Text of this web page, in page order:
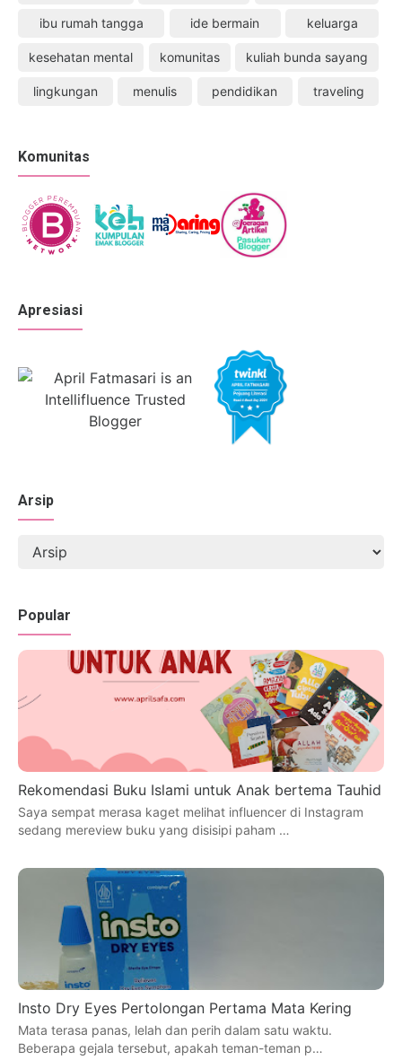
ibu rumah tangga ide bermain keluarga
kesehatan mental komunitas kuliah bunda sayang
lingkungan menulis pendidikan traveling
Komunitas
Apresiasi
Arsip
Popular
Rekomendasi Buku Islami untuk Anak bertema Tauhid
Saya sempat merasa kaget melihat influencer di Instagram
sedang mereview buku yang disisipi paham …
Insto Dry Eyes Pertolongan Pertama Mata Kering
Mata terasa panas, lelah dan perih dalam satu waktu.
Beberapa gejala tersebut, apakah teman-teman p…